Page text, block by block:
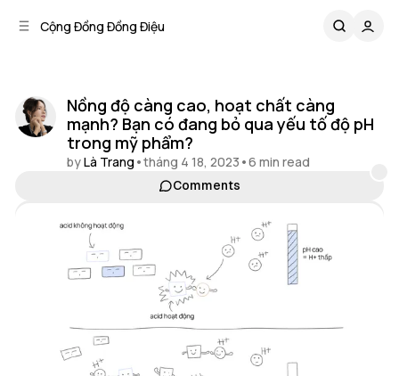
Cộng Đồng Đồng Điệu
Nồng độ càng cao, hoạt chất càng
mạnh? Bạn có đang bỏ qua yếu tố độ pH
trong mỹ phẩm?
byLà Trang •tháng 4 18, 2023 •6 min read
Comments